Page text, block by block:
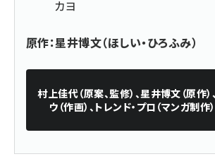
カヨ
原作：星井博文（ほしい・ひろふみ）
村上佳代（原案、監修）、星井博文（原作）
ウ（作画）、トレンド・プロ（マンガ制作）